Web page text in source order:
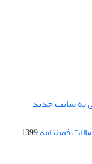
به سایت جدید
فصلنامه
1399-